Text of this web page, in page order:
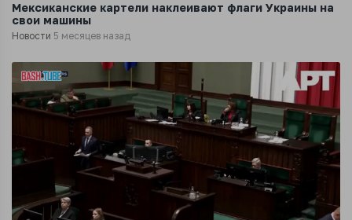
Мексиканские картели наклеивают флаги Украины на
свои машины
Новости 5 месяцев назад